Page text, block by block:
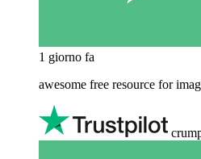
1 giorno fa
awesome free resource for